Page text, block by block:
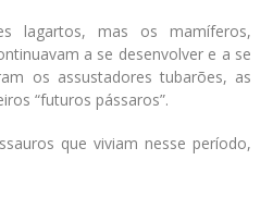
lagartos, mas os mamíferos,
a se desenvolver e a se
os assustadores tubarões, as
“futuros pássaros”.
que viviam nesse período,